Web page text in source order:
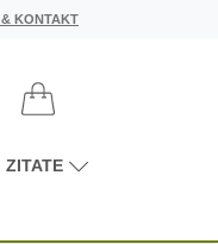
KONTAKT
ZITATE